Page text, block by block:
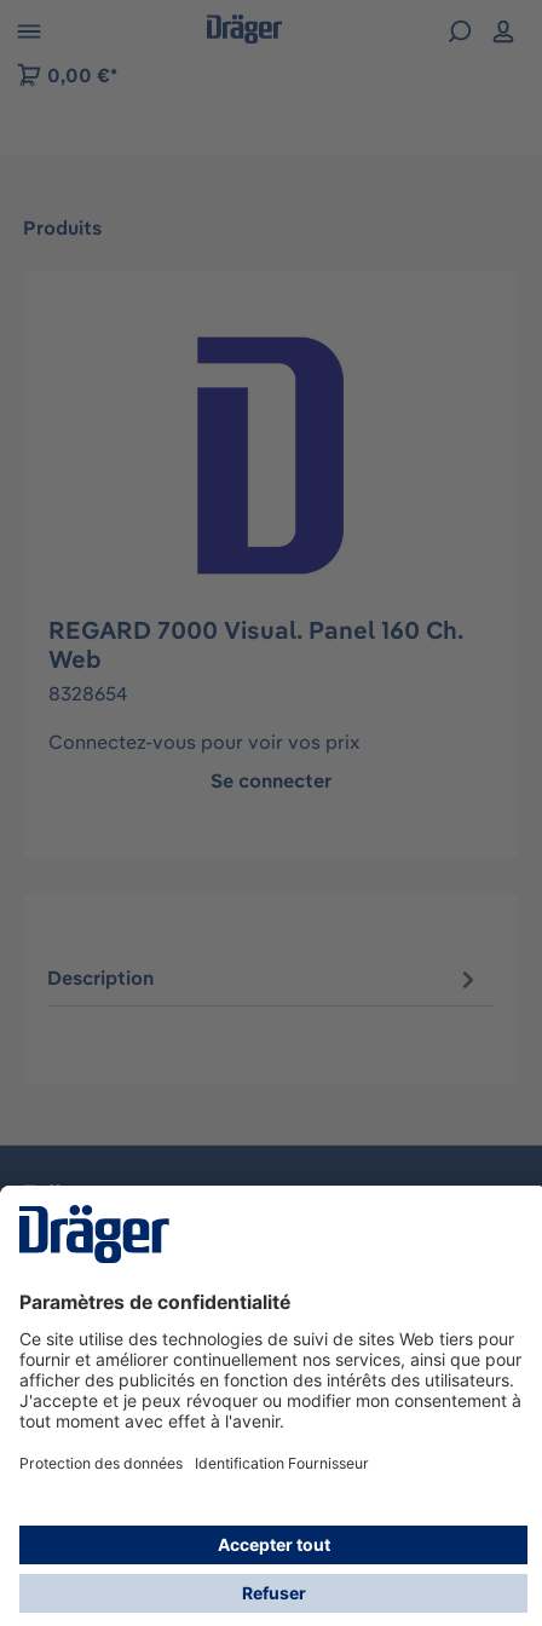
to B2B platform navigation
0,00 €*
Produits
Ignorer la galerie d'images
REGARD 7000 Visual. Panel 160 Ch.
Web
8328654
Connectez-vous pour voir vos prix
Se connecter
Description
Nous contacter
Service de e-commande Dräger
Informations sur les produits
© Dräger France SAS, 2024
*Prix hors taxe. Frais de gestion et de livraison standard
offerts; Indépendamment de la valeur ou du volume de